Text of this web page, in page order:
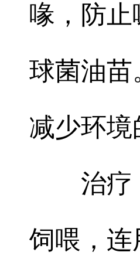
喙，防止
球菌油
减少环
治疗
饲喂，连